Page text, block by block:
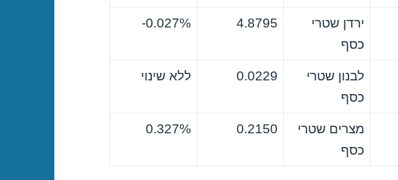
ירדן שטרי
כסף
4.8795
0.027%-
לבנון שטרי
כסף
0.0229 ללא שינוי
מצרים שטרי
כסף
0.2150
0.327%